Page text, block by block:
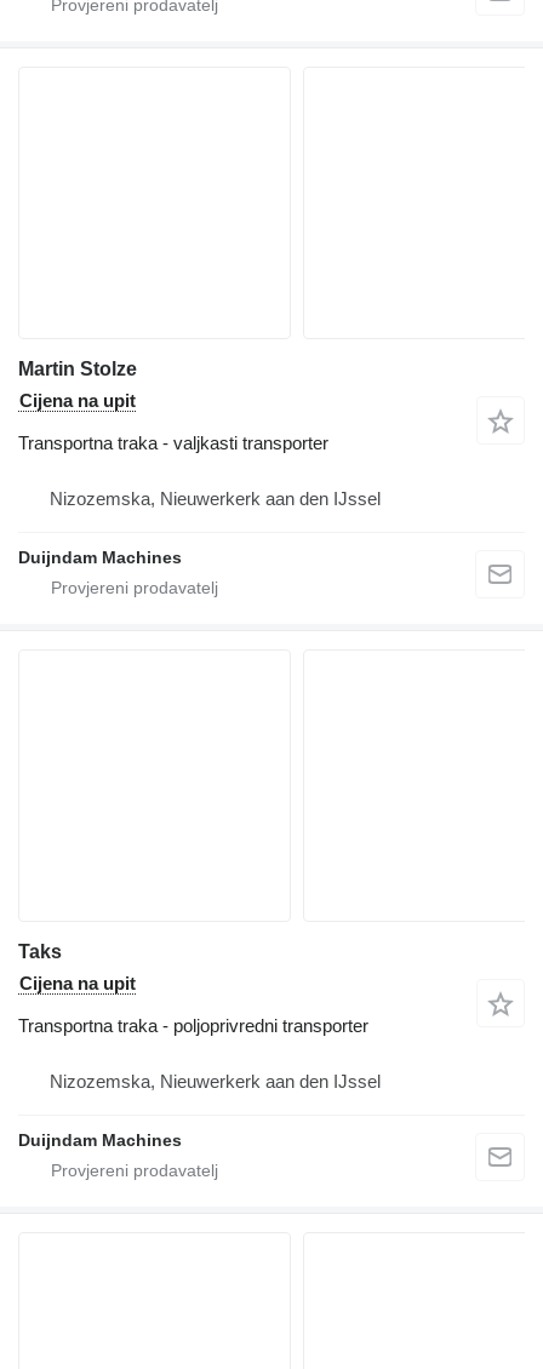
Martin Stolze
Cijena na upit
Transportna traka - valjkasti transporter
Nizozemska, Nieuwerkerk aan den IJssel
Duijndam Machines
Taks
Cijena na upit
Transportna traka - poljoprivredni transporter
Nizozemska, Nieuwerkerk aan den IJssel
Duijndam Machines